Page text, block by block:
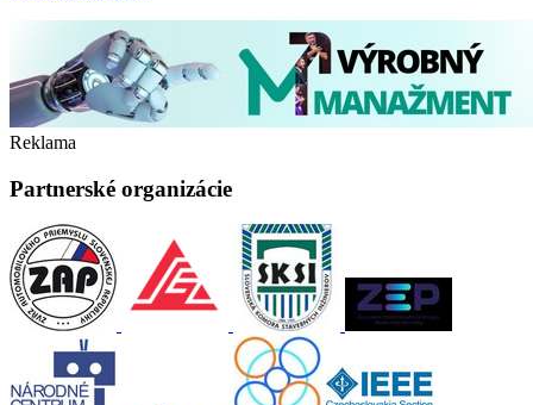
Reklama
Partnerské organizácie